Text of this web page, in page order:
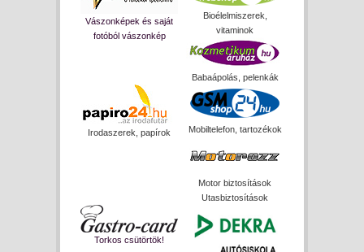
Vászonképek és saját
fotóból vászonkép
Bioélelmiszerek,
vitaminok
Babaápolás, pelenkák
Irodaszerek, papírok Mobiltelefon, tartozékok
Motor biztosítások
Utasbiztosítások
Torkos csütörtök!